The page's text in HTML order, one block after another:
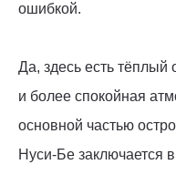
ошибкой.
Да, здесь есть тёплый
и более спокойная
основной частью
Нуси-Бе заключается